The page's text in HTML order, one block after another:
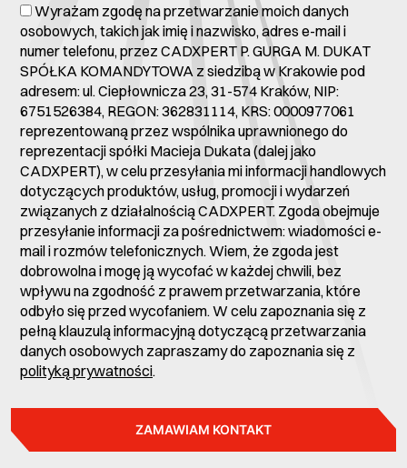
Wyrażam zgodę na przetwarzanie moich danych
osobowych, takich jak imię i nazwisko, adres e-mail i
numer telefonu, przez CADXPERT P. GURGA M. DUKAT
SPÓŁKA KOMANDYTOWA z siedzibą w Krakowie pod
adresem: ul. Ciepłownicza 23, 31-574 Kraków, NIP:
6751526384, REGON: 362831114, KRS: 0000977061
reprezentowaną przez wspólnika uprawnionego do
reprezentacji spółki Macieja Dukata (dalej jako
CADXPERT), w celu przesyłania mi informacji handlowych
dotyczących produktów, usług, promocji i wydarzeń
związanych z działalnością CADXPERT. Zgoda obejmuje
przesyłanie informacji za pośrednictwem: wiadomości e-
mail i rozmów telefonicznych. Wiem, że zgoda jest
dobrowolna i mogę ją wycofać w każdej chwili, bez
wpływu na zgodność z prawem przetwarzania, które
odbyło się przed wycofaniem. W celu zapoznania się z
pełną klauzulą informacyjną dotyczącą przetwarzania
danych osobowych zapraszamy do zapoznania się z
polityką prywatności.
ZAMAWIAM KONTAKT